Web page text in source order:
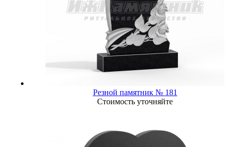
Резной памятник № 181
Стоимость уточняйте